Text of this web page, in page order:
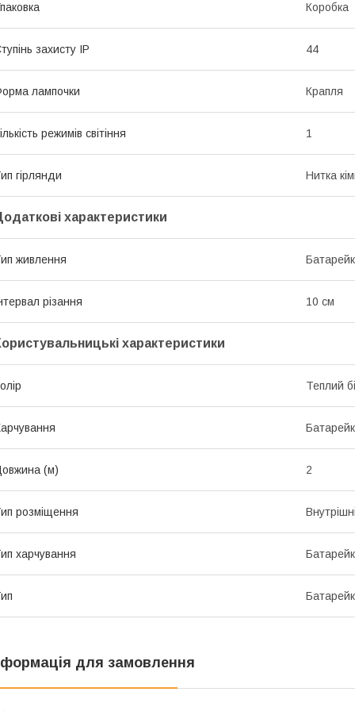
Коробка
захисту IP 44
лампочки Крапля
режимів світіння 1
гірлянди Нитка
характеристики
живлення
різання 10 см
характеристики
Теплий
(м) 2
розміщення
харчування
для замовлення